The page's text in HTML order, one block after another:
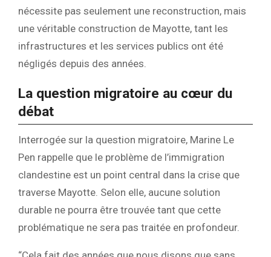
nécessite pas seulement une reconstruction, mais
une véritable construction de Mayotte, tant les
infrastructures et les services publics ont été
négligés depuis des années.
La question migratoire au cœur du
débat
Interrogée sur la question migratoire, Marine Le
Pen rappelle que le problème de l’immigration
clandestine est un point central dans la crise que
traverse Mayotte. Selon elle, aucune solution
durable ne pourra être trouvée tant que cette
problématique ne sera pas traitée en profondeur.